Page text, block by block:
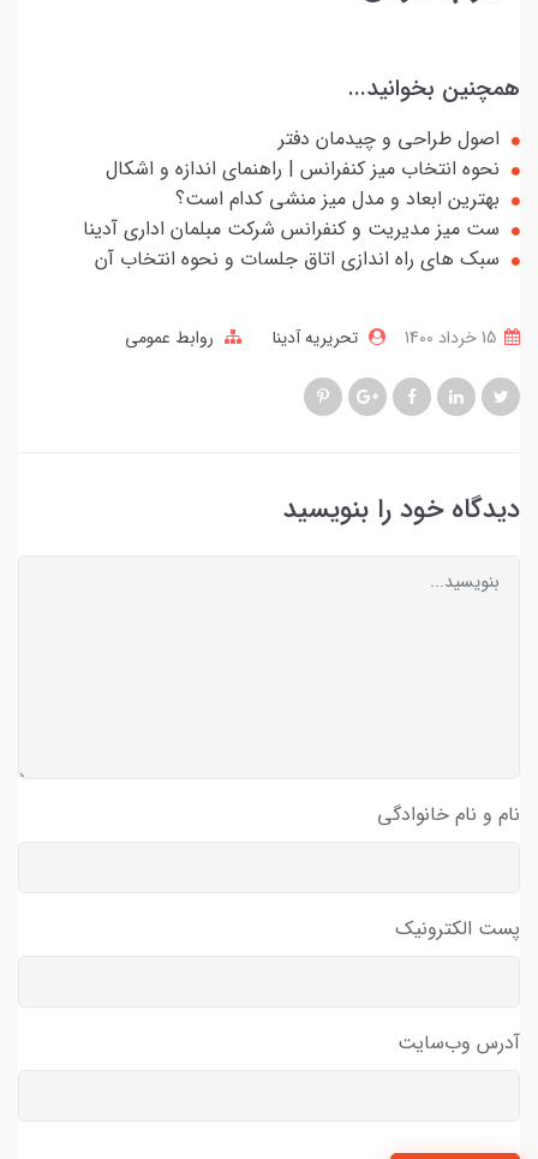
همچنین بخوانید...
اصول طراحی و چیدمان دفتر
نحوه انتخاب میز کنفرانس | راهنمای اندازه و اشکال
بهترین ابعاد و مدل میز منشی کدام است؟
ست میز مدیریت و کنفرانس شرکت مبلمان اداری آدینا
سبک های راه اندازی اتاق جلسات و نحوه انتخاب آن
تحریریه آدینا روابط عمومی
دیدگاه خود را بنویسید
نام و نام خانوادگی
پست الکترونیک
آدرس وب‌سایت